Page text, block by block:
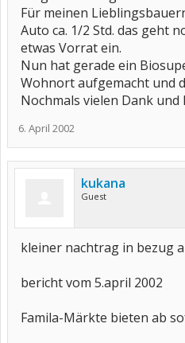
Für meinen
Auto ca. 1/2 Std. das geht
etwas Vorrat ein.
Nun hat gerade ein
Wohnort aufgemacht und
Nochmals vielen Dank und
6. April 2002
kukana
Guest
kleiner nachtrag in bezug
bericht vom 5.april 2002
Famila-Märkte bieten ab